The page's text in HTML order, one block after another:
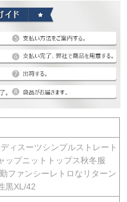
ィスーツシンプルストレート
ップニットトップス秋冬服
ファンシーレトロなリターン
黒XL/42